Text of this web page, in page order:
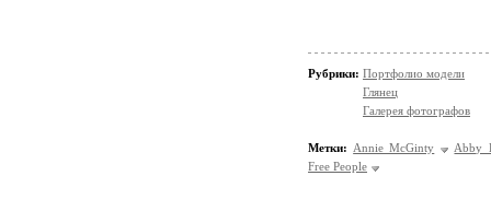
Рубрики: Портфолио модели
Глянец
Галерея фотографов
Метки: Annie McGinty
Abby
Free People